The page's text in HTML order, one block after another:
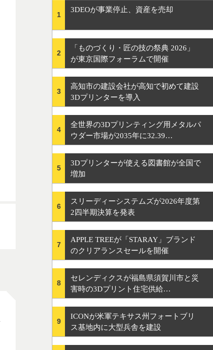
1
3DEOが事業停止、資産を売却
2
「ものづくり・匠の技の祭典 2026」
が東京国際フォーラムで開催
3
高知市の建設会社が高知で初めて建設
3Dプリンターを導入
4
全世界の3Dプリンティング用メタルパ
ウダー市場が2035年に32.39…
5
3Dプリンターが使える図書館が全国で
増加
6
スリーディーシステムズが2026年度第
2四半期決算を発表
7
APPLE TREEが「STARAY」ブランド
のクリアランスセールを開催
8
セレンディクスが福島県須賀川市と災
害時の3Dプリント住宅供給…
9
ICONが米軍テキサス州フォートブリ
ス基地内に大型兵舎を建設